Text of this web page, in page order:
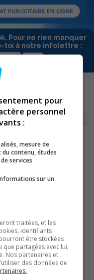
Pour ne rien manquer
toi à notre infolettre :
OCTOBRE 2011» 6212
pour
personnel
:
mesure de
contenu, études
services
sur un
traitées, et les
identifiants
être stockées
que partagées avec lui,
Nos partenaires et
des données de